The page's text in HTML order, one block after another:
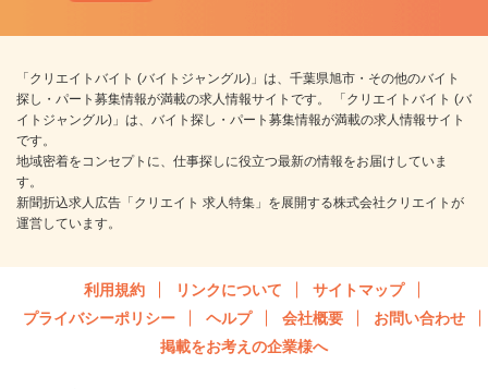
「クリエイトバイト (バイトジャングル)」は、千葉県旭市・その他のバイト
探し・パート募集情報が満載の求人情報サイトです。 「クリエイトバイト (バ
イトジャングル)」は、バイト探し・パート募集情報が満載の求人情報サイト
です。
地域密着をコンセプトに、仕事探しに役立つ最新の情報をお届けしていま
す。
新聞折込求人広告「クリエイト 求人特集」を展開する株式会社クリエイトが
運営しています。
利用規約 リンクについて
サイトマップ
プライバシーポリシー
ヘルプ 会社概要
お問い合わせ
掲載をお考えの企業様へ